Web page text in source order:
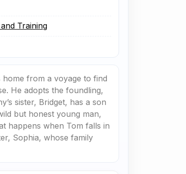
Training
from a voyage to find
He adopts the foundling,
sister, Bridget, has a son
but honest young man,
happens when Tom falls in
Sophia, whose family